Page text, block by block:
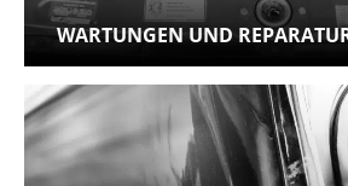
WARTUNGEN UND